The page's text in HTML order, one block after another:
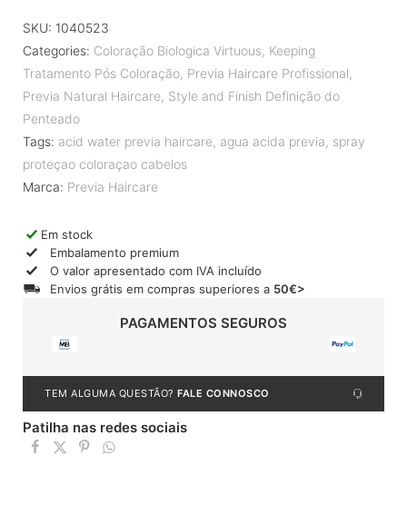
SKU: 1040523
Categories: Coloração Biologica Virtuous, Keeping
Tratamento Pós Coloração, Previa Haircare Profissional,
Previa Natural Haircare, Style and Finish Definição do
Penteado
Tags: acid water previa haircare, agua acida previa, spray
proteçao coloraçao cabelos
Marca: Previa Haircare
Em stock
Embalamento premium
O valor apresentado com IVA incluído
Envios grátis em compras superiores a 50€>
PAGAMENTOS SEGUROS
TEM ALGUMA QUESTÃO? FALE CONNOSCO
Patilha nas redes sociais